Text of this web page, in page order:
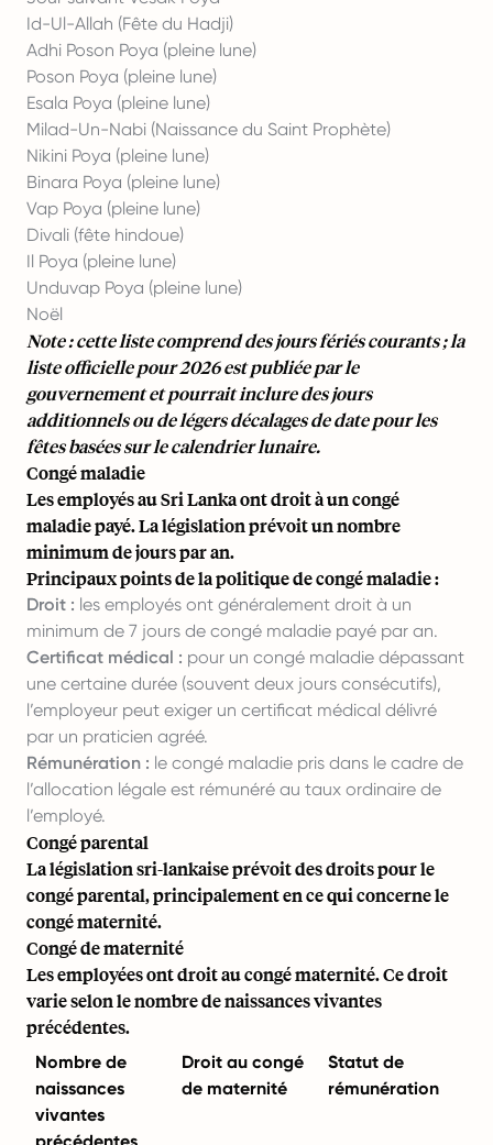
Id-Ul-Allah (Fête du Hadji)
Adhi Poson Poya (pleine lune)
Poson Poya (pleine lune)
Esala Poya (pleine lune)
Milad-Un-Nabi (Naissance du Saint Prophète)
Nikini Poya (pleine lune)
Binara Poya (pleine lune)
Vap Poya (pleine lune)
Divali (fête hindoue)
Il Poya (pleine lune)
Unduvap Poya (pleine lune)
Noël
Note : cette liste comprend des jours fériés courants ; la
liste officielle pour 2026 est publiée par le
gouvernement et pourrait inclure des jours
additionnels ou de légers décalages de date pour les
fêtes basées sur le calendrier lunaire.
Congé maladie
Les employés au Sri Lanka ont droit à un congé
maladie payé. La législation prévoit un nombre
minimum de jours par an.
Principaux points de la politique de congé maladie :
Droit : les employés ont généralement droit à un
minimum de 7 jours de congé maladie payé par an.
Certificat médical : pour un congé maladie dépassant
une certaine durée (souvent deux jours consécutifs),
l’employeur peut exiger un certificat médical délivré
par un praticien agréé.
Rémunération : le congé maladie pris dans le cadre de
l’allocation légale est rémunéré au taux ordinaire de
l’employé.
Congé parental
La législation sri-lankaise prévoit des droits pour le
congé parental, principalement en ce qui concerne le
congé maternité.
Congé de maternité
Les employées ont droit au congé maternité. Ce droit
varie selon le nombre de naissances vivantes
précédentes.
Nombre de
naissances
vivantes
Droit au congé
de maternité
Statut de
rémunération